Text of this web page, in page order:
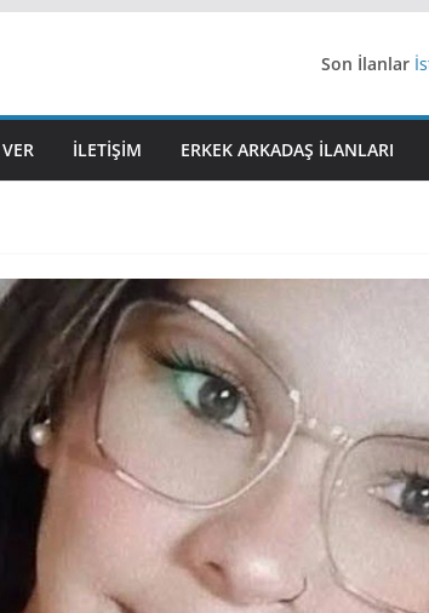
Son İlanlar
İLETIŞIM ERKEK ARKADAŞ ILANLARI